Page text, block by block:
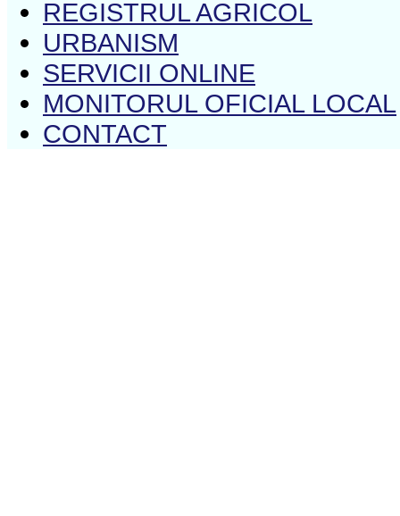
REGISTRUL AGRICOL
URBANISM
SERVICII ONLINE
MONITORUL OFICIAL LOCAL
CONTACT